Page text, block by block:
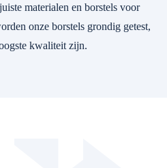
materialen en borstels voor
onze borstels grondig getest,
kwaliteit zijn.